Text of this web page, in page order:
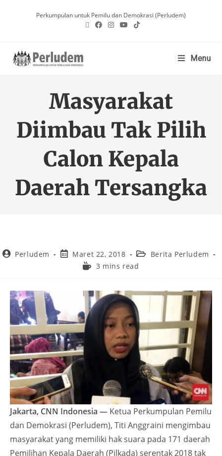
Perkumpulan untuk Pemilu dan Demokrasi (Perludem)
Menu
Masyarakat
Diimbau Tak Pilih
Calon Kepala
Daerah Tersangka
Perludem Maret 22, 2018
Berita Perludem
3 mins read
Jakarta, CNN Indonesia — Ketua Perkumpulan Pemilu
dan Demokrasi (Perludem), Titi Anggraini mengimbau
masyarakat yang memiliki hak suara pada 171 daerah
Pemilihan Kepala Daerah (Pilkada) serentak 2018 tak